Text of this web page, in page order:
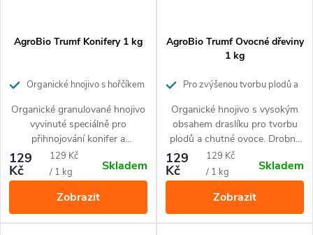
AgroBio Trumf Konifery 1 kg
Organické hnojivo s hořčíkem
Organické granulované hnojivo
vyvinuté speciálně pro
přihnojování konifer a
stálezelených keřů. Díky
přírodnímu složení je vhodné
pro ekologické pěstování. Živiny
uvolňuje postupně po dobu až
3 měsíců.
129
Kč
Měrná
cena:
129 Kč
/ 1 kg
Skladem
Zobrazit
AgroBio Trumf Ovocné dřeviny
1 kg
Pro zvýšenou tvorbu plodů a
měsíce.
Organické hnojivo s vysokým
obsahem draslíku pro tvorbu
plodů a chutné ovoce. Drobné
granule uvolňují živiny
postupně po dobu 3 měsíců.
Hnojivo obsahuje 100%
přírodní suroviny a je vhodné
pro ekologické pěstování.
Hnojivo nezasoluje půdu a
129
Kč
Měrná
cena:
129 Kč
/ 1 kg
Skladem
Zobrazit